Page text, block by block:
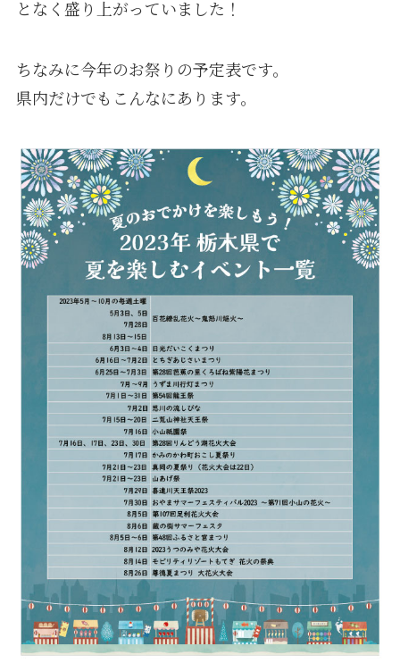
となく盛り上がっていました！
ちなみに今年のお祭りの予定表です。
県内だけでもこんなにあります。